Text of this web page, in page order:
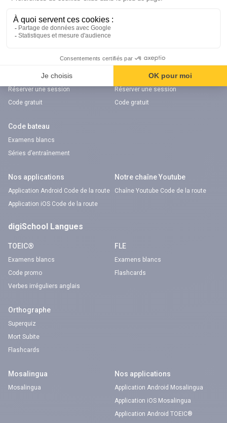
Chaîne Youtube Orientation
Examens blancs
Réserver une session
Code gratuit
Code moto
Examens blancs
Réserver une session
Code gratuit
Code bateau
Examens blancs
Séries d’entraînement
Nos applications
Application Android Code de la route
Application iOS Code de la route
Notre chaîne Youtube
Chaîne Youtube Code de la route
digiSchool Langues
TOEIC®
Examens blancs
Code promo
Verbes irréguliers anglais
FLE
Examens blancs
Flashcards
Orthographe
Superquiz
Mort Subite
Flashcards
Mosalingua
Mosalingua
Nos applications
Application Android Mosalingua
Application iOS Mosalingua
Application Android TOEIC®